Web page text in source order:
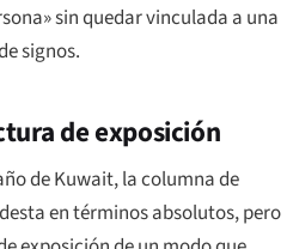
sin quedar vinculada a una
signos.
de exposición
de Kuwait, la columna de
en términos absolutos, pero